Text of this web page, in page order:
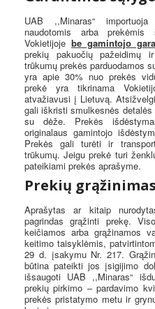
UAB ,,Minaras“
naudotomis arba
Vokietijoje be gamintojo
prekių pakuočių pažeidimų
trūkumų prekės parduodamos
yra apie 30% nuo prekės
prekė yra tikrinama
atvažiavusi į Lietuvą.
gali iškristi smulkesnės
su dėže. Prekės
originalaus gamintojo
Prekės gali turėti ir
trūkumų. Jeigu prekė turi
pateikiami prekės aprašyme.
Prekių grąžinimas
Aprašytas ar kitaip
pagrindas grąžinti prekę.
keičiamos arba grąžinamos
keitimo taisyklėmis,
29 d. įsakymu Nr. 217.
būtina pateikti jos įsigijimo
išsaugoti UAB ,,Minaras“
prekių pirkimo – pardavimo
prekės pristatymo metu ir